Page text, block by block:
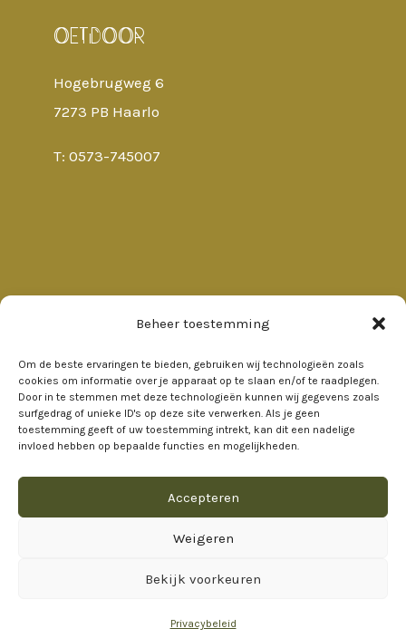
Beheer toestemming
Om de beste ervaringen te bieden, gebruiken wij technologieën zoals
cookies om informatie over je apparaat op te slaan en/of te raadplegen.
Door in te stemmen met deze technologieën kunnen wij gegevens zoals
surfgedrag of unieke ID's op deze site verwerken. Als je geen
toestemming geeft of uw toestemming intrekt, kan dit een nadelige
invloed hebben op bepaalde functies en mogelijkheden.
Accepteren
Weigeren
Bekijk voorkeuren
Privacybeleid
OETDOOR
Hogebrugweg 6
7273 PB Haarlo
T: 0573-745007
Over ons
Faciliteiten
Contact
Veelgestelde vragen
[activecampaign form=1 css=1]